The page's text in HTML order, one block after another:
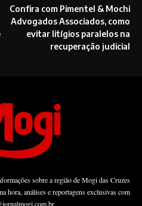
Confira com Pimentel & Mochi
Advogados Associados, como
evitar litígios paralelos na
recuperação judicial
sobre a região de Mogi das Cruzes
hora, análises e reportagens exclusivas com